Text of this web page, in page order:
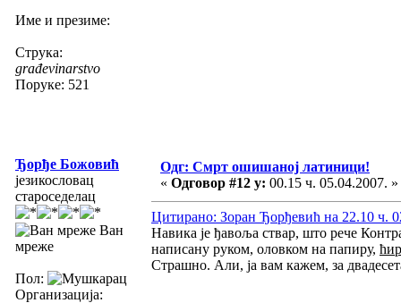
Име и презиме:
Струка:
građevinarstvo
Поруке: 521
Ђорђе Божовић
језикословац
староседелац
Ван
мреже
Пол:
Организација:
Одг: Смрт ошишаној латиници!
« Одговор #12 у: 00.15 ч. 05.04.2007. »
Цитирано: Зоран Ђорђевић на 22.10 ч.
Навика је ђавоља ствар, што рече
написану руком, оловком на папиру,
Страшно. Али, ја вам кажем, за